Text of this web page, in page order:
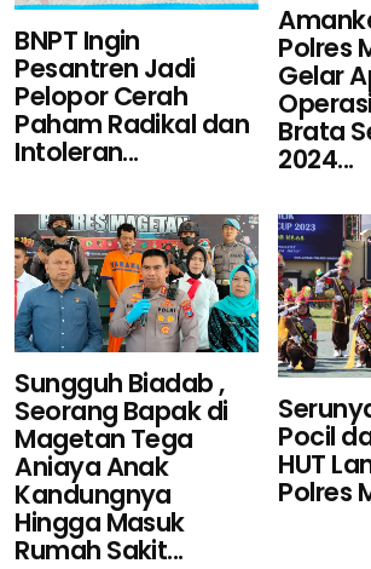
BNPT Ingin
Pesantren Jadi
Pelopor Cerah
Paham Radikal dan
Intoleran...
Polres
Gelar
Brata
2024...
Sungguh Biadab ,
Seorang Bapak di
Magetan Tega
Aniaya Anak
Kandungnya
Hingga Masuk
Rumah Sakit...
Pocil
HUT
Polres